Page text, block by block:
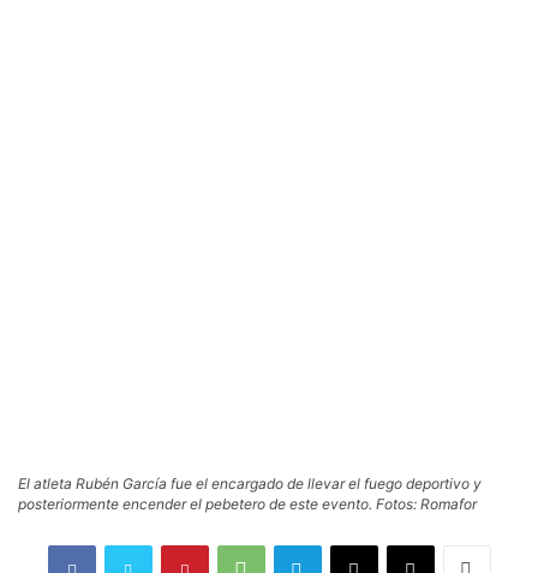
El atleta Rubén García fue el encargado de llevar el fuego deportivo y
posteriormente encender el pebetero de este evento. Fotos: Romafor